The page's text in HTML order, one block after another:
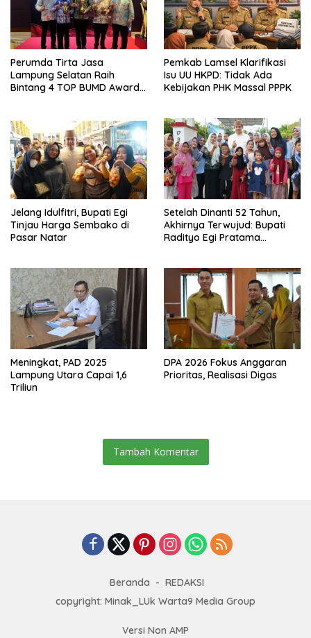
Perumda Tirta Jasa
Lampung Selatan Raih
Bintang 4 TOP BUMD Awards
Pemkab Lamsel Klarifikasi
Isu UU HKPD: Tidak Ada
Kebijakan PHK Massal PPPK
Jelang Idulfitri, Bupati Egi
Tinjau Harga Sembako di
Pasar Natar
Setelah Dinanti 52 Tahun,
Akhirnya Terwujud: Bupati
Radityo Egi Pratama
Meningkat, PAD 2025
Lampung Utara Capai 1,6
Triliun
DPA 2026 Fokus Anggaran
Prioritas, Realisasi Digas
Tambah Komentar
Beranda
REDAKSI
copyright: Minak_LUk Warta9 Media Group
Versi Non AMP